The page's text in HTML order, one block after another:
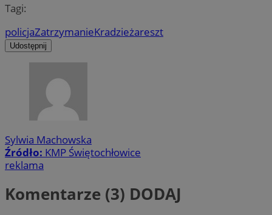
Tagi:
policjaZatrzymanieKradzieżareszt
Udostępnij
Sylwia Machowska
Źródło: KMP Świętochłowice
reklama
Komentarze (3) DODAJ